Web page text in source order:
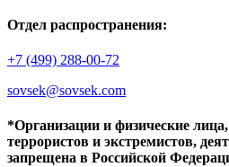
Отдел распространения:
+7 (499) 288-00-72
sovsek@sovsek.com
*Организации и физические
террористов и экстремистов,
запрещена в Российской